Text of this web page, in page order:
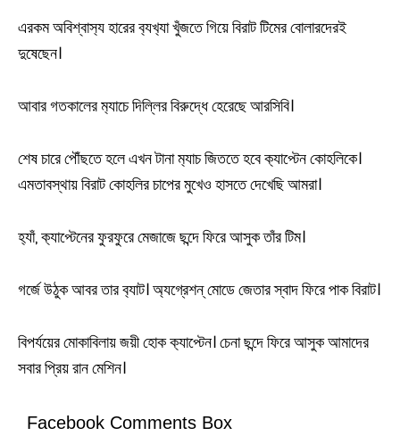
এরকম অবিশ্বাস‍্য হারের ব‍্যখ‍্যা খুঁজতে গিয়ে বিরাট টিমের বোলারদেরই
দুষেছেন।
আবার গতকালের ম‍্যাচে দিল্লির বিরুদ্ধে হেরেছে আরসিবি।
শেষ চারে পৌঁছতে হলে এখন টানা ম‍্যাচ জিততে হবে ক‍্যাপ্টেন কোহলিকে।
এমতাবস্থায় বিরাট কোহলির চাপের মুখেও হাসতে দেখেছি আমরা।
হ‍্যাঁ, ক‍্যাপ্টেনের ফুরফুরে মেজাজে ছন্দে ফিরে আসুক তাঁর টিম।
গর্জে উঠুক আবর তার ব‍্যাট। অ্যগ্রেশন্ মোডে জেতার স্বাদ ফিরে পাক বিরাট।
বিপর্যয়ের মোকাবিলায় জয়ী হোক ক‍্যাপ্টেন। চেনা ছন্দে ফিরে আসুক আমাদের
সবার প্রিয় রান মেশিন।
Facebook Comments Box